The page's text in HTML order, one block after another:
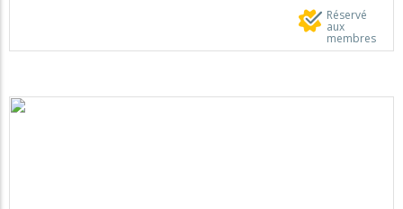
Réservé
aux
membres